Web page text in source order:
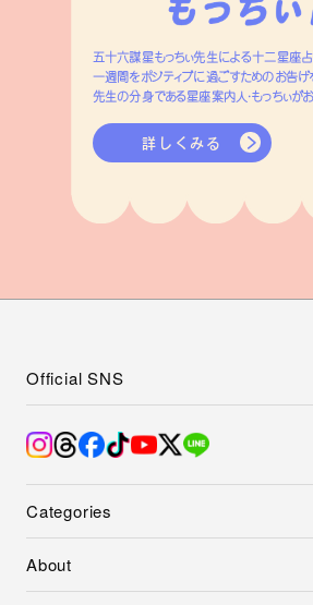
五十六謀星もっちぃ先生による十二星座占
一週間をポジティブに過ごすためのお告げ
先生の分身である星座案内人・もっちぃがお
詳しくみる
Categories
About
Official SNS